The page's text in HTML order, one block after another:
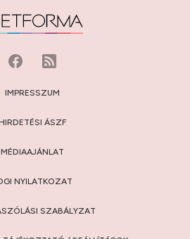
IMPRESSZUM
ÁSZF
MÉDIAAJÁNLAT
NYILATKOZAT
SZABÁLYZAT